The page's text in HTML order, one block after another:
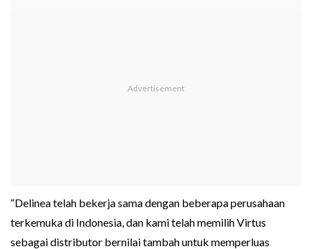
“Delinea telah bekerja sama dengan beberapa perusahaan
terkemuka di Indonesia, dan kami telah memilih Virtus
sebagai distributor bernilai tambah untuk memperluas